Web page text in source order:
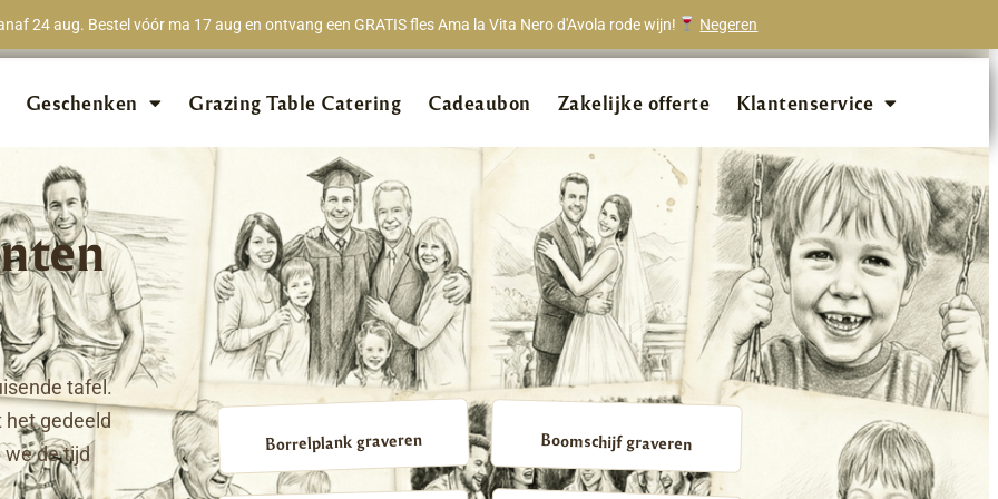
24 aug. Bestel vóór ma 17 aug en ontvang een GRATIS fles Ama la Vita Nero d'Avola rode wijn! Negeren
★★★★★98% van onze klanten beveelt ons aan!
Geschenken Grazing Table Catering Cadeaubon Zakelijke offerte Klantenservice
tafel.
gedeeld
we de tijd
Borrelplank graveren Boomschijf graveren